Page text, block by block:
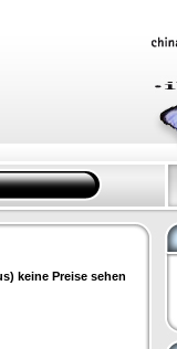
keine Preise sehen